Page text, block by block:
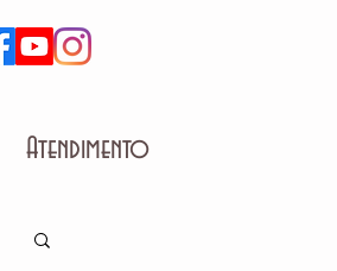
Atendimento